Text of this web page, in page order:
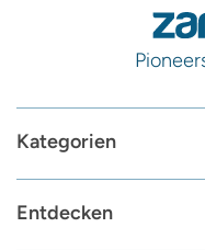
Kategorien
Entdecken